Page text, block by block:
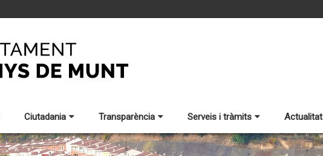
Ciutadania Transparència Serveis i tràmits Actualitat